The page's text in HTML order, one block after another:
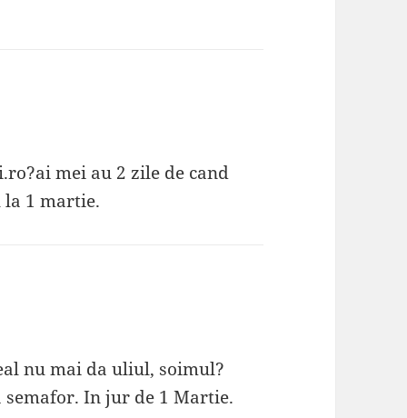
mei au 2 zile de cand
la 1 martie.
nu mai da uliul, soimul?
In jur de 1 Martie.